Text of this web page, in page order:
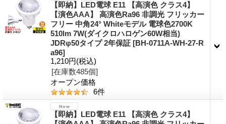
【即納】LED電球 E11 【高演色 クラス4】
【演色AAA】 高演色Ra96 非調光 フリッカー
フリー 中角24° Whiteモデル 電球色2700K
510lm 7W(ダイクロハロゲン60W相当)
JDRφ50タイプ 2年保証 [BH-0711A-WH-27-R
a96]
1,210円(税込)
[在庫数485個]
オープン価格
6件
【即納】LED電球 E11 【高演色 クラス4】